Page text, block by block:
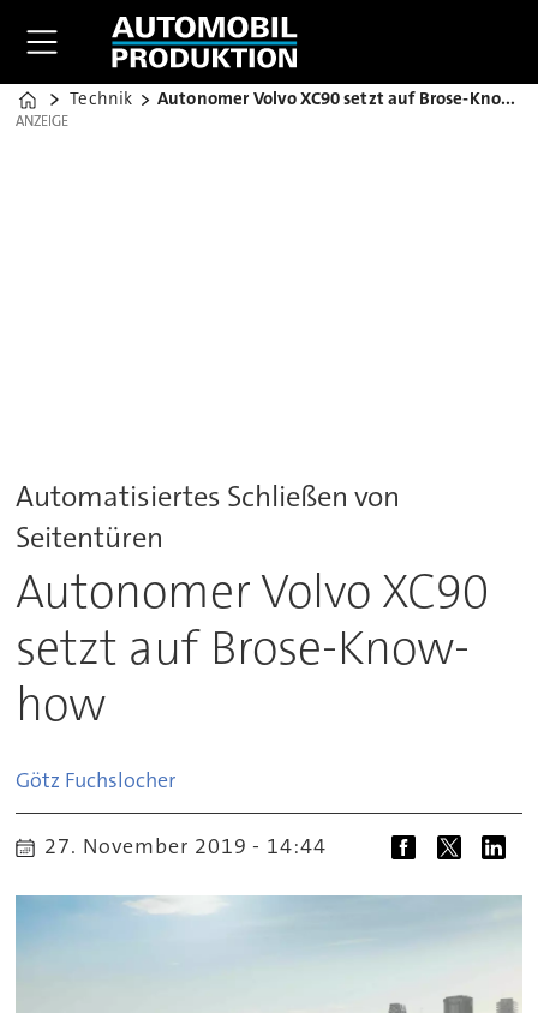
Home
Technik Autonomer Volvo XC90 setzt auf Brose-Know-how
ANZEIGE
ANZEIGE
Automatisiertes Schließen von
Seitentüren
Autonomer Volvo XC90
setzt auf Brose-Know-
how
Götz Fuchslocher
27. November 2019 - 14:44